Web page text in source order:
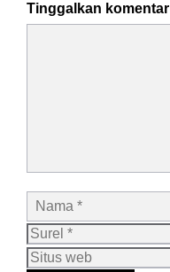
Tinggalkan komentar
Nama
Surel
Situs